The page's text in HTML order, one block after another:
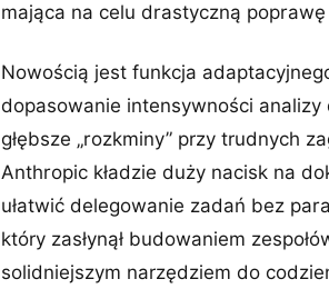
mająca na celu drastyczną
Nowością jest funkcja
dopasowanie intensywności
głębsze „rozkminy” przy trudnych
Anthropic kładzie duży nacisk na
ułatwić delegowanie zadań bez
który zasłynął budowaniem
solidniejszym narzędziem do